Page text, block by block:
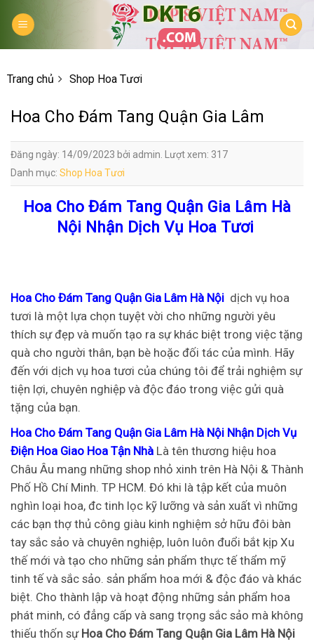
Trang chủ Shop Hoa Tươi
Hoa Cho Đám Tang Quận Gia Lâm
Đăng ngày: 14/09/2023 bởi admin. Lượt xem: 317
Danh mục: Shop Hoa Tươi
Hoa Cho Đám Tang Quận Gia Lâm Hà
Nội Nhận Dịch Vụ Hoa Tươi
Hoa Cho Đám Tang Quận Gia Lâm Hà Nội dịch vụ hoa
tươi là một lựa chọn tuyệt vời cho những người yêu
thích sự đẹp và muốn tạo ra sự khác biệt trong việc tặng
quà cho người thân, bạn bè hoặc đối tác của mình. Hãy
đến với dịch vụ hoa tươi của chúng tôi để trải nghiệm sự
tiện lợi, chuyên nghiệp và độc đáo trong việc gửi quà
tặng của bạn.
Hoa Cho Đám Tang Quận Gia Lâm Hà Nội Nhận Dịch Vụ
Điện Hoa Giao Hoa Tận Nhà Là tên thương hiệu hoa
Châu Âu mang những shop nhỏ xinh trên Hà Nội & Thành
Phố Hồ Chí Minh. TP HCM. Đó khi là tập kết của muôn
nghìn loại hoa, đc tinh lọc kỹ lưỡng và sản xuất vì những
các bạn thợ thủ công giàu kinh nghiệm sở hữu đôi bàn
tay sắc sảo và chuyên nghiệp, luôn luôn đuổi bắt kịp Xu
thế mới và tạo cho những sản phẩm thực tế thẩm mỹ
tinh tế và sắc sảo. sản phẩm hoa mới & độc đáo và khác
biệt. Cho thành lập và hoạt động những sản phẩm hoa
phát minh, có đẳng cấp và sang trọng sắc sảo mà không
thiếu thốn sự Hoa Cho Đám Tang Quận Gia Lâm Hà Nội